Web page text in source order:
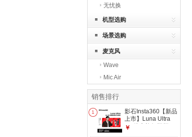
无忧换
机型选购
场景选购
麦克风
Wave
Mic Air
销售排行
1
影石Insta360【新品
上市】Luna Ultra
8K 徕卡旗舰双摄云
￥